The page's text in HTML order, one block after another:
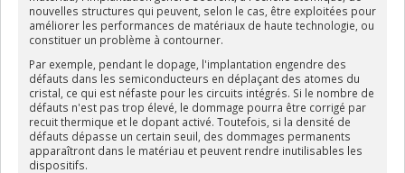
nouvelles structures qui peuvent, selon le cas, être exploitées pour
améliorer les performances de matériaux de haute technologie, ou
constituer un problème à contourner.
Par exemple, pendant le dopage, l'implantation engendre des
défauts dans les semiconducteurs en déplaçant des atomes du
cristal, ce qui est néfaste pour les circuits intégrés. Si le nombre de
défauts n'est pas trop élevé, le dommage pourra être corrigé par
recuit thermique et le dopant activé. Toutefois, si la densité de
défauts dépasse un certain seuil, des dommages permanents
apparaîtront dans le matériau et peuvent rendre inutilisables les
dispositifs.